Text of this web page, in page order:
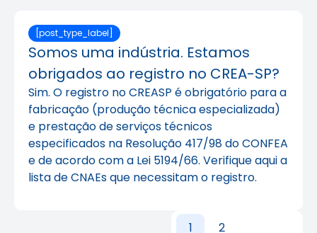
[post_type_label]
Somos uma indústria. Estamos
obrigados ao registro no CREA-SP?
Sim. O registro no CREASP é obrigatório para a
fabricação (produção técnica especializada)
e prestação de serviços técnicos
especificados na Resolução 417/98 do CONFEA
e de acordo com a Lei 5194/66. Verifique aqui a
lista de CNAEs que necessitam o registro.
1 2